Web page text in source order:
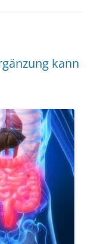
kann